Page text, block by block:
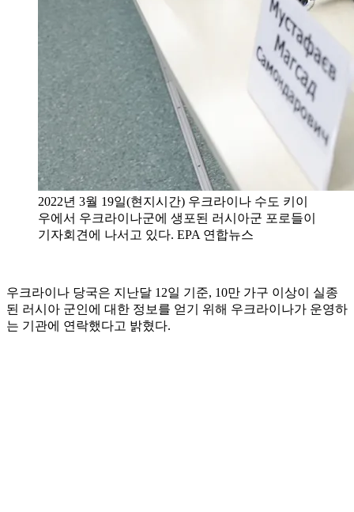
2022년 3월 19일(현지시간) 우크라이나 수도 키이
우에서 우크라이나군에 생포된 러시아군 포로들이
기자회견에 나서고 있다. EPA 연합뉴스
우크라이나 당국은 지난달 12일 기준, 10만 가구 이상이 실종
된 러시아 군인에 대한 정보를 얻기 위해 우크라이나가 운영하
는 기관에 연락했다고 밝혔다.